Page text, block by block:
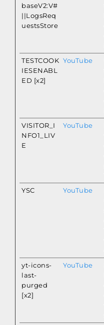
baseV2:V#
||LogsReq
uestsStore
TESTCOOK
IESENABL
ED [x2]
YouTube
VISITOR_I
NFO1_LIV
E
YouTube
YSC YouTube
yt-icons-
last-
purged
[x2]
YouTube